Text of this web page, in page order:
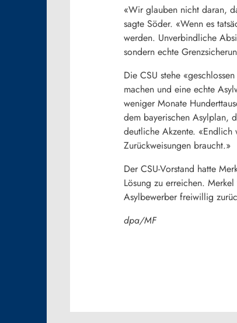
«Wir glauben nicht daran,
sagte Söder. «Wenn es
werden. Unverbindliche
sondern echte
Die CSU stehe
machen und eine echte
weniger Monate
dem bayerischen Asylplan,
deutliche Akzente. «Endlich
Zurückweisungen braucht.»
Der CSU-Vorstand hatte
Lösung zu erreichen.
Asylbewerber freiwillig
dpa/MF